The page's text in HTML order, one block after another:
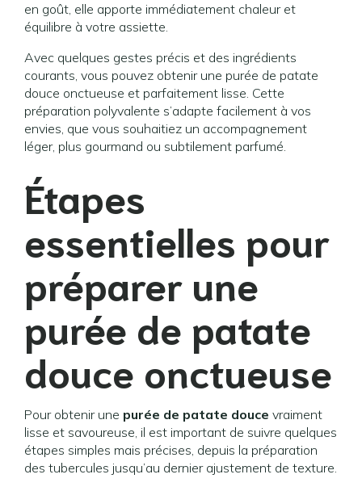
en goût, elle apporte immédiatement chaleur et
équilibre à votre assiette.
Avec quelques gestes précis et des ingrédients
courants, vous pouvez obtenir une purée de patate
douce onctueuse et parfaitement lisse. Cette
préparation polyvalente s’adapte facilement à vos
envies, que vous souhaitiez un accompagnement
léger, plus gourmand ou subtilement parfumé.
Étapes
essentielles pour
préparer une
purée de patate
douce onctueuse
Pour obtenir une purée de patate douce vraiment
lisse et savoureuse, il est important de suivre quelques
étapes simples mais précises, depuis la préparation
des tubercules jusqu’au dernier ajustement de texture.